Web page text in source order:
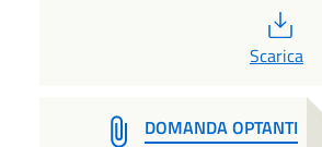
Scarica
DOMANDA OPTANTI